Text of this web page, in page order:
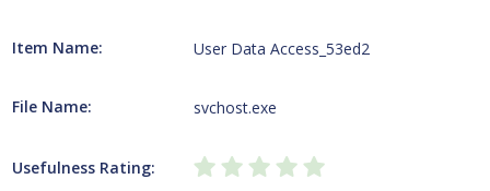
Item Name: User Data Access_53ed2
File Name: svchost.exe
Usefulness Rating: